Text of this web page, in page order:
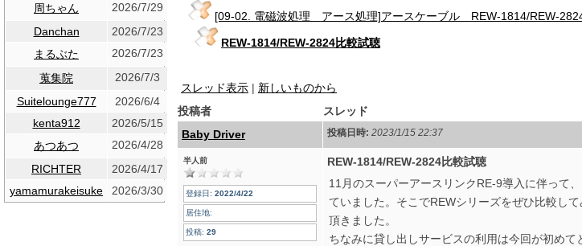
[09-02. 電磁波処理 アース処理]アースケーブル REW-1814/REW-
REW-1814/REW-2824比較試聴
スレッド表示 | 新しいものから
投稿者
スレッド
Baby Driver
投稿日時: 2023/1/15 22:37
半人前
登録日: 2022/4/22
居住地:
投稿: 29
REW-1814/REW-2824比較試聴
11月のスーパーアースリンクRE-9導入に伴って
ていました。そこでREWシリーズをぜひ比較し
頂きました。
ちなみに貸し出しサービスの利用は今回が初めて
周ちゃん
2026/7/29
Danchan
2026/7/23
まるぶた
2026/7/23
蒐集院
2026/7/3
Suitelounge777
2026/6/4
kenta912
2026/5/15
あつあつ
2026/4/28
RICHTER
2026/4/17
yamamurakeisuke
2026/3/30